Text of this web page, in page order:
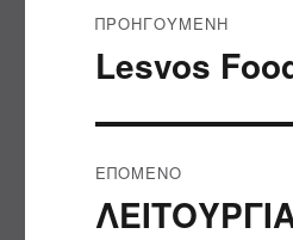
άρθρων
ΠΡΟΗΓΟΎΜΕΝΗ
Προηγούμενο
Lesvos
ΕΠΌΜΕΝΟ
Επόμενο